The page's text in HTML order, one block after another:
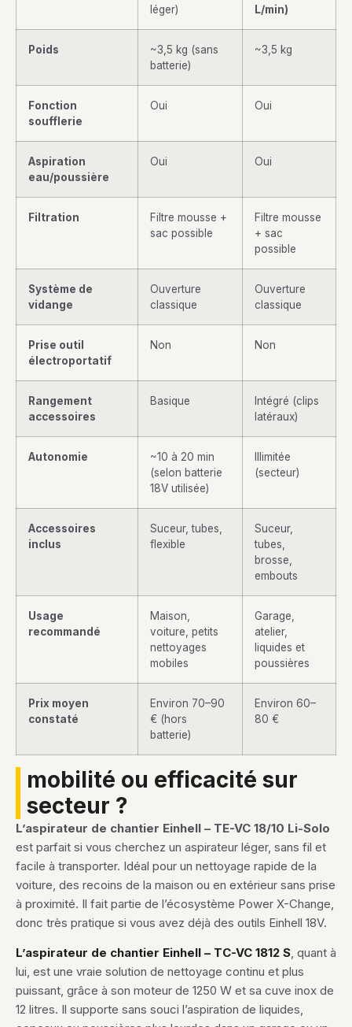
léger) L/min)
Poids
~3,5 kg (sans
batterie)
~3,5 kg
Fonction
soufflerie
Oui Oui
Aspiration
eau/poussière
Oui Oui
Filtration
Filtre mousse +
sac possible
Filtre mousse
+ sac
possible
Système de
vidange
Ouverture
classique
Ouverture
classique
Prise outil
électroportatif
Non Non
Rangement
accessoires
Basique
Intégré (clips
latéraux)
Autonomie
~10 à 20 min
(selon batterie
18V utilisée)
Illimitée
(secteur)
Accessoires
inclus
Suceur, tubes,
flexible
Suceur,
tubes,
brosse,
embouts
Usage
recommandé
Maison,
voiture, petits
nettoyages
mobiles
Garage,
atelier,
liquides et
poussières
Prix moyen
constaté
Environ 70–90
€ (hors
batterie)
Environ 60–
80 €
mobilité ou efficacité sur
secteur ?
L’aspirateur de chantier Einhell – TE-VC 18/10 Li-Solo
est parfait si vous cherchez un aspirateur léger, sans fil et
facile à transporter. Idéal pour un nettoyage rapide de la
voiture, des recoins de la maison ou en extérieur sans prise
à proximité. Il fait partie de l’écosystème Power X-Change,
donc très pratique si vous avez déjà des outils Einhell 18V.
L’aspirateur de chantier Einhell – TC-VC 1812 S, quant à
lui, est une vraie solution de nettoyage continu et plus
puissant, grâce à son moteur de 1250 W et sa cuve inox de
12 litres. Il supporte sans souci l’aspiration de liquides,